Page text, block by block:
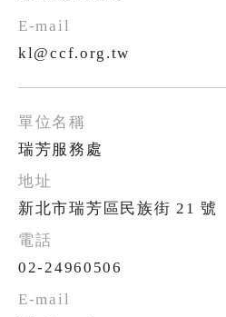
kl@ccf.org.tw
瑞芳服務處
新北市瑞芳區民族街 21 號
02-24960506